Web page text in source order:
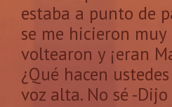
estaba a punto de
se me hicieron muy
voltearon y ¡eran
¿Qué hacen
voz alta. No sé -Dijo